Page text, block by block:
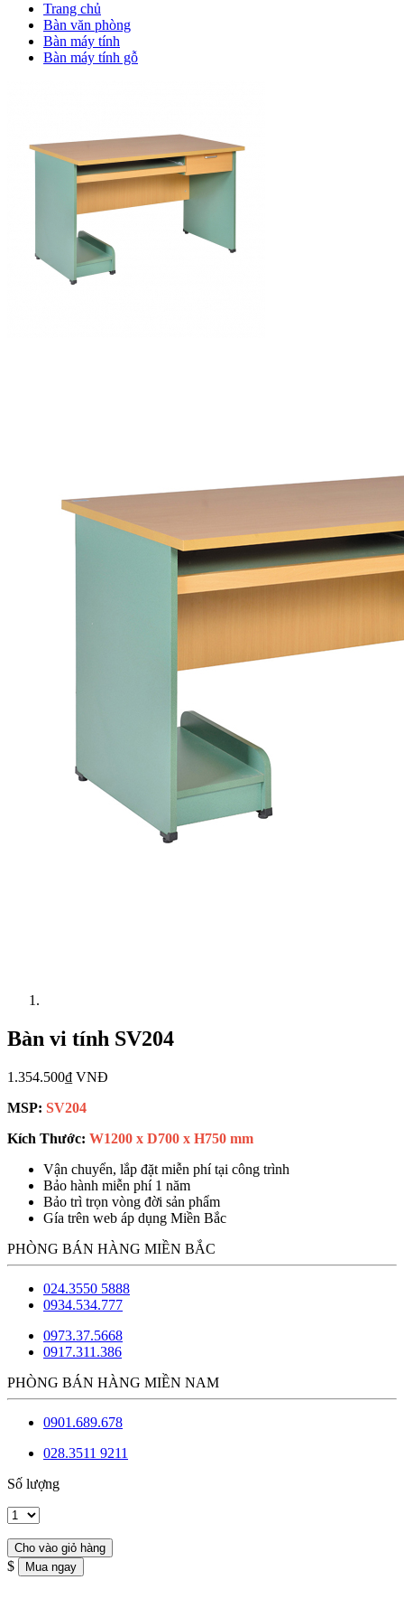
Trang chủ
Bàn văn phòng
Bàn máy tính
Bàn máy tính gỗ
Bàn vi tính SV204
1.354.500₫ VNĐ
MSP: SV204
Kích Thước: W1200 x D700 x H750 mm
Vận chuyển, lắp đặt miễn phí tại công trình
Bảo hành miễn phí 1 năm
Bảo trì trọn vòng đời sản phẩm
Gía trên web áp dụng Miền Bắc
PHÒNG BÁN HÀNG MIỀN BẮC
024.3550 5888
0934.534.777
0973.37.5668
0917.311.386
PHÒNG BÁN HÀNG MIỀN NAM
0901.689.678
028.3511 9211
Số lượng
$